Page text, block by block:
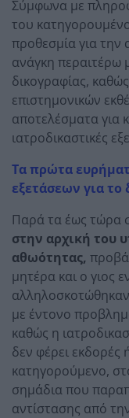
Σύμφωνα με
του
προθεσμία για την
ανάγκη περαιτέρω
δικογραφίας,
επιστημονικών
αποτελέσματα για
ιατροδικαστικές
Τα πρώτα
εξετάσεων για το
Παρά τα έως τώρα
στην αρχική του
αθωότητας,
μητέρα και ο γιος
με έντονο
καθώς η
δεν φέρει εκδορές
κατηγορούμενο,
σημάδια που
αντίστασης από